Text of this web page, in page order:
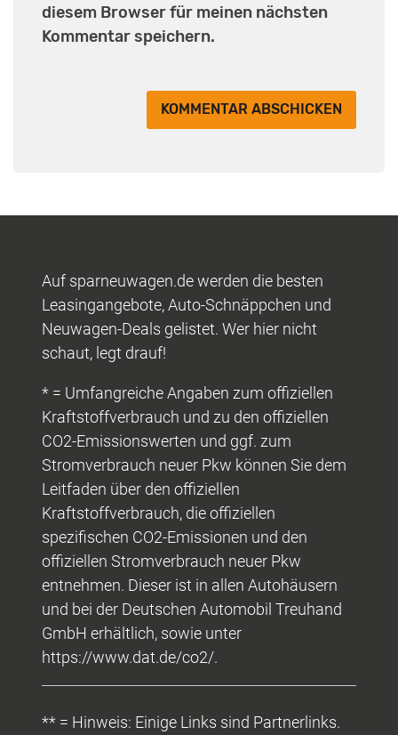
diesem Browser für meinen nächsten
Kommentar speichern.
Auf sparneuwagen.de werden die besten
Leasingangebote, Auto-Schnäppchen und
Neuwagen-Deals gelistet. Wer hier nicht
schaut, legt drauf!
* = Umfangreiche Angaben zum offiziellen
Kraftstoffverbrauch und zu den offiziellen
CO2-Emissionswerten und ggf. zum
Stromverbrauch neuer Pkw können Sie dem
Leitfaden über den offiziellen
Kraftstoffverbrauch, die offiziellen
spezifischen CO2-Emissionen und den
offiziellen Stromverbrauch neuer Pkw
entnehmen. Dieser ist in allen Autohäusern
und bei der Deutschen Automobil Treuhand
GmbH erhältlich, sowie unter
https://www.dat.de/co2/.
** = Hinweis: Einige Links sind Partnerlinks.